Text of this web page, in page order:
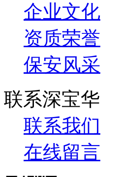
企业文化
资质荣誉
保安风采
联系深宝华
联系我们
在线留言